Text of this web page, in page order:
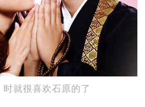
就很喜欢石原的了